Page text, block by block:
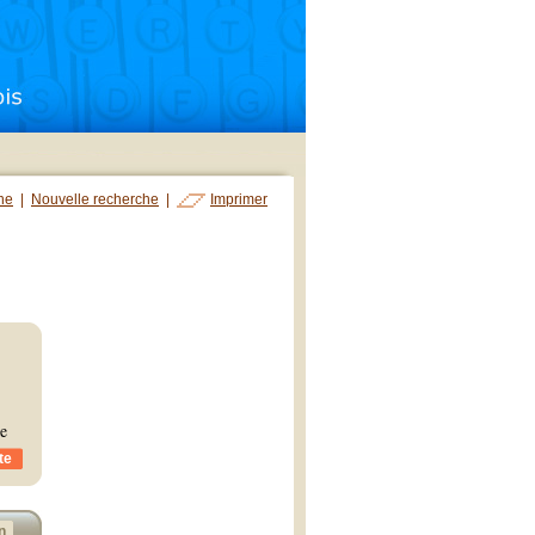
Nouvelle recherche Imprimer